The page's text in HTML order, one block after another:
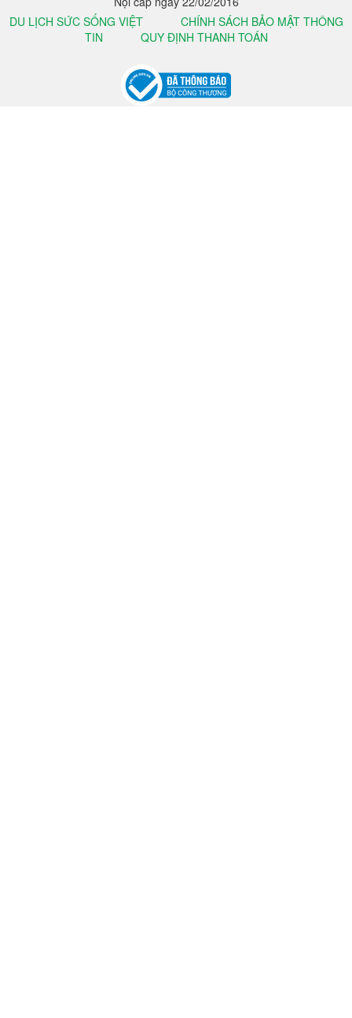
DU LỊCH SỨC SỐNG VIỆT
CHÍNH SÁCH BẢO MẬT THÔNG
TIN
QUY ĐỊNH THANH TOÁN